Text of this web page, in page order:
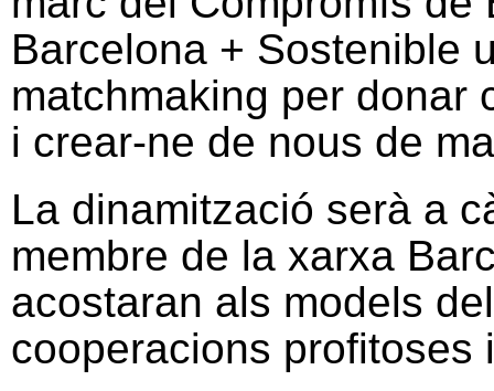
Barcelona + Sostenible
matchmaking per donar
i crear-ne de nous de
La dinamització serà a
membre de la xarxa
acostaran als models
cooperacions profitoses